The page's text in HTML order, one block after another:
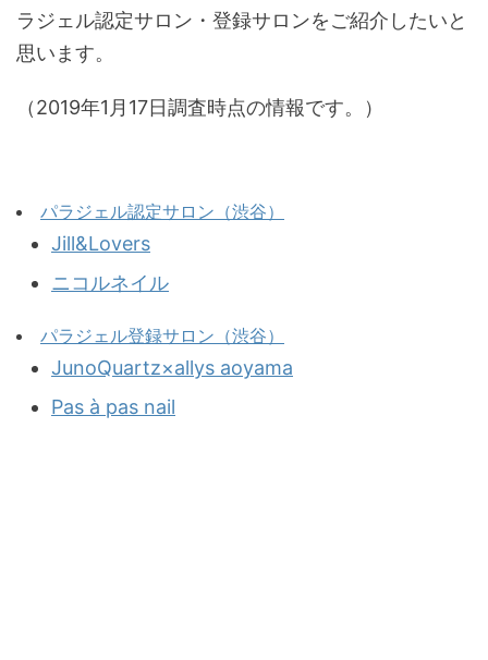
ラジェル認定サロン・登録サロンをご紹介したいと
思います。
（2019年1月17日調査時点の情報です。）
パラジェル認定サロン（渋谷）
Jill&Lovers
ニコルネイル
パラジェル登録サロン（渋谷）
JunoQuartz×allys aoyama
Pas à pas nail